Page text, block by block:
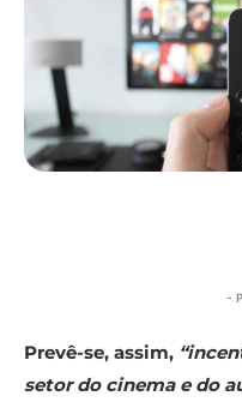
-
Prevê-se, assim,
setor do cinema e do